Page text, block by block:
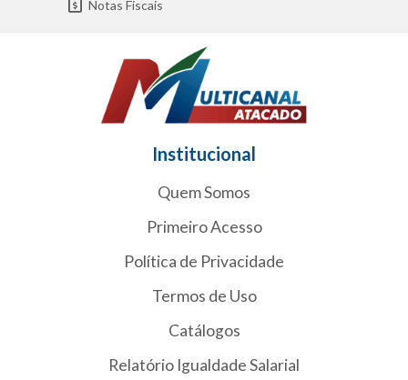
Notas Fiscais
Institucional
Quem Somos
Primeiro Acesso
Política de Privacidade
Termos de Uso
Catálogos
Relatório Igualdade Salarial